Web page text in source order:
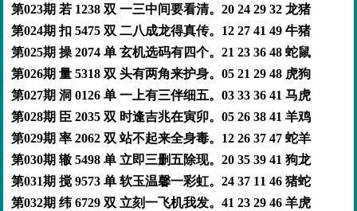
第023期 若 1238 双 一三中间要看清。20 24 29 32 龙猪
第024期 扣 5475 双 二八成龙得真传。12 27 41 49 牛猪
第025期 操 2074 单 玄机选码有四个。21 23 36 48 蛇鼠
第026期 量 5318 双 头有两角来护身。05 21 29 48 虎狗
第027期 洞 0126 单 一上有三伴细五。03 33 36 41 马虎
第028期 臣 2035 双 时逢吉兆在寅卯。05 26 38 41 羊鸡
第029期 率 2062 双 站不起来全身毒。12 26 37 47 蛇羊
第030期 辙 5498 单 立即三删五除现。20 35 39 41 狗龙
第031期 搅 9573 单 软玉温馨一彩虹。24 37 11 46 猪蛇
第032期 纬 6729 双 立刻一飞机我发。41 23 29 46 羊虎